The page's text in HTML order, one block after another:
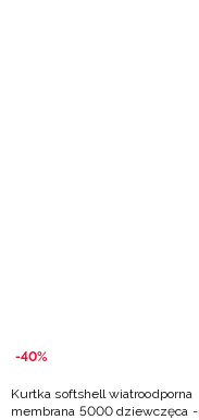
-40%
Kurtka softshell wiatroodporna
membrana 5000 dziewczęca -